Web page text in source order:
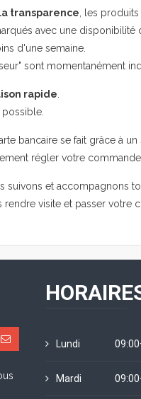
transparence, les
avec une disponibilité
d'une semaine.
sont momentanément
rapide.
possible.
bancaire se fait grâce à un
régler votre
suivons et accompagnons
rendre visite et passer votre
Lundi
Mardi